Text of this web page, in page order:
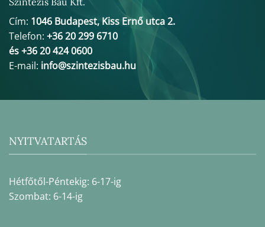
Cím: 1046 Budapest, Kiss Ernő utca 2.
Telefon: +36 20 299 6710
és +36 20 424 0600
E-mail: info@szintezisbau.hu
NYITVATARTÁS
Hétfőtől-Péntekig: 6-17-ig
Szombat: 6-14-ig